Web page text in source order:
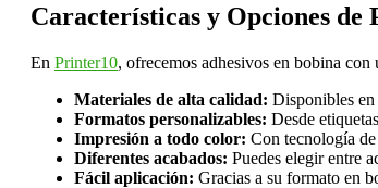
Características y Opciones de
En Printer10, ofrecemos adhesivos en bobina con
Materiales de alta calidad: Disponibles
Formatos personalizables: Desde
Impresión a todo color: Con tecnología
Diferentes acabados: Puedes elegir entre
Fácil aplicación: Gracias a su formato en